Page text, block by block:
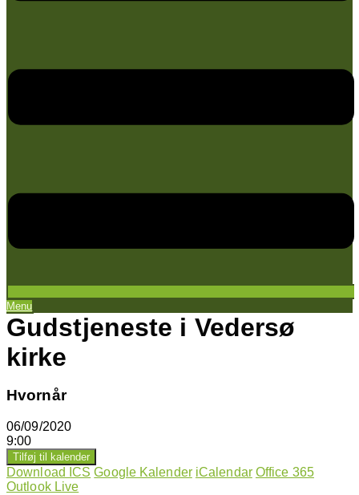
Menu
Gudstjeneste i Vedersø
kirke
Hvornår
06/09/2020
9:00
Tilføj til kalender
Download ICS Google Kalender iCalendar Office 365
Outlook Live